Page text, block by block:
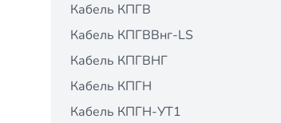
Кабель КПГВ
Кабель КПГВВнг-LS
Кабель КПГВНГ
Кабель КПГН
Кабель КПГН-УТ1